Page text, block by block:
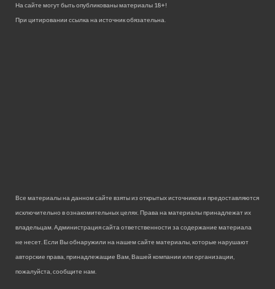
На сайте могут быть опубликованы материалы 18+!
При цитировании ссылка на источник обязательна.
Все материалы на данном сайте взяты из открытых источников и предоставляются
исключительно в ознакомительных целях. Права на материалы принадлежат их
владельцам. Администрация сайта ответственности за содержание материала
не несет. Если Вы обнаружили на нашем сайте материалы, которые нарушают
авторские права, принадлежащие Вам, Вашей компании или организации,
пожалуйста, сообщите нам.